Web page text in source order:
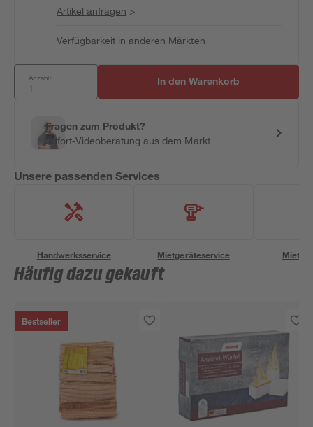
Artikel anfragen >
Verfügbarkeit in anderen Märkten
Anzahl: In den Warenkorb
Fragen zum Produkt?
Sofort-Videoberatung aus dem Markt
Unsere passenden Services
Handwerksservice Mietgeräteservice
Häufig dazu gekauft
Bestseller